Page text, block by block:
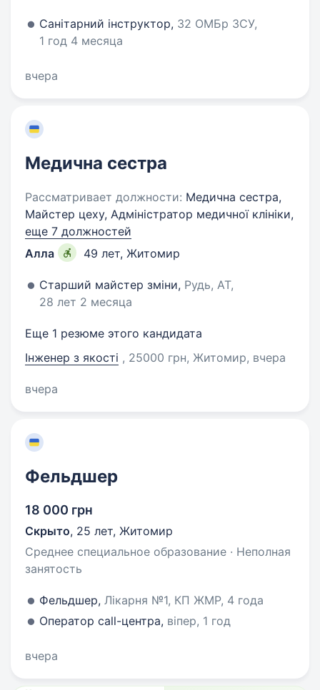
Санітарний інструктор, 32 ОМБр ЗСУ,
1 год 4 месяца
вчера
Медична сестра
Рассматривает должности: Медична сестра,
Майстер цеху, Адміністратор медичної клініки,
еще 7 должностей
Алла
49 лет, Житомир
Старший майстер зміни, Рудь, АТ,
28 лет 2 месяца
Еще 1 резюме этого кандидата
Інженер з якості , 25000 грн, Житомир, вчера
вчера
Фельдшер
18 000 грн
Скрыто, 25 лет, Житомир
Среднее специальное образование · Неполная
занятость
Фельдшер, Лікарня №1, КП ЖМР, 4 года
Оператор call-центра, віпер, 1 год
вчера